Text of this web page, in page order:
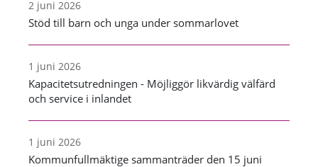
2 juni 2026
Stöd till barn och unga under sommarlovet
1 juni 2026
Kapacitetsutredningen - Möjliggör likvärdig välfärd
och service i inlandet
1 juni 2026
Kommunfullmäktige sammanträder den 15 juni